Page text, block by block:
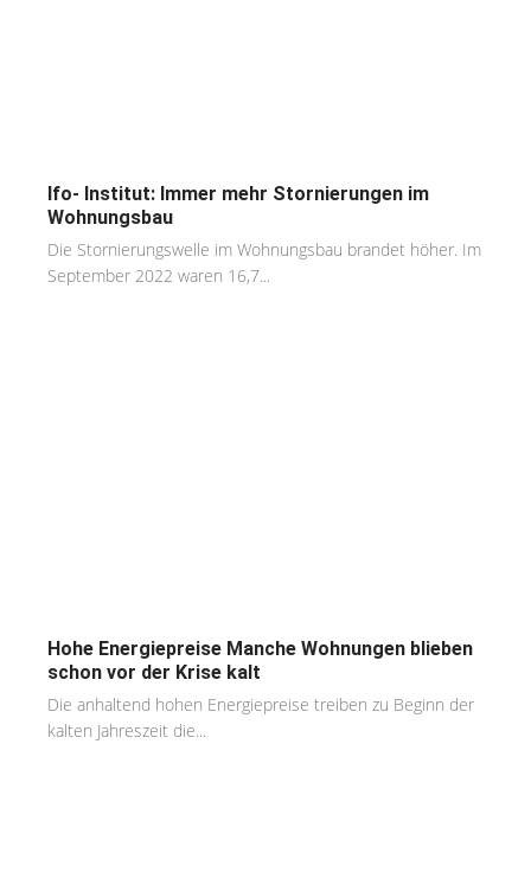
Ifo- Institut: Immer mehr Stornierungen im
Wohnungsbau
Die Stornierungswelle im Wohnungsbau brandet höher. Im
September 2022 waren 16,7...
Hohe Energiepreise Manche Wohnungen blieben
schon vor der Krise kalt
Die anhaltend hohen Energiepreise treiben zu Beginn der
kalten Jahreszeit die...